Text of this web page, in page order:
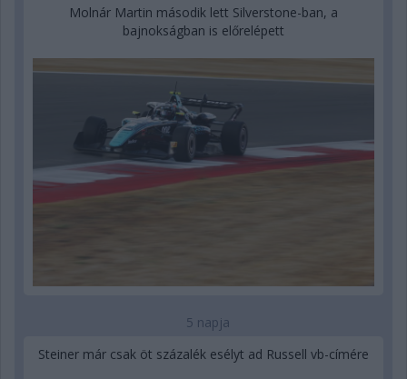
Molnár Martin második lett Silverstone-ban, a
bajnokságban is előrelépett
5 napja
Steiner már csak öt százalék esélyt ad Russell vb-címére